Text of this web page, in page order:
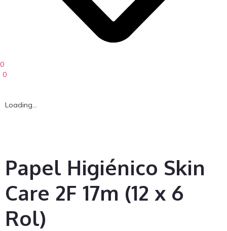
0
0
Loading...
Papel Higiénico Skin
Care 2F 17m (12 x 6
Rol)